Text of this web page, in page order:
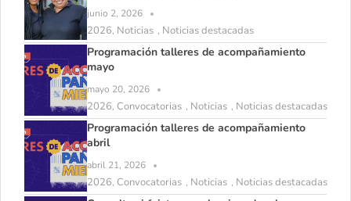
junio 2, 2026
2026, Noticias , Noticias destacadas
Programación talleres de acompañamiento
mayo
mayo 20, 2026
2026, Convocatorias , Noticias , Noticias destacadas
Programación talleres de acompañamiento
abril
abril 21, 2026
2026, Convocatorias , Noticias , Noticias destacadas